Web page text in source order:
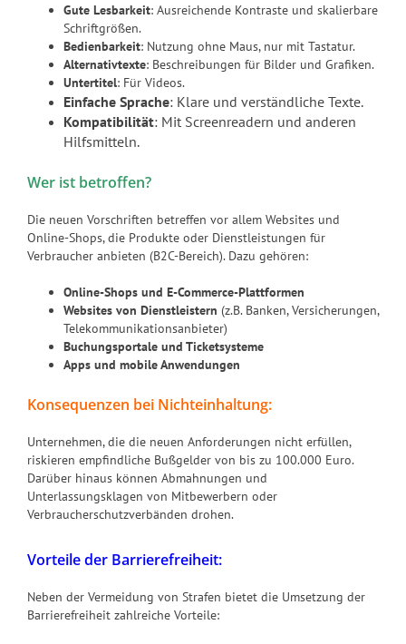
Gute Lesbarkeit: Ausreichende Kontraste und skalierbare
Schriftgrößen.
Bedienbarkeit: Nutzung ohne Maus, nur mit Tastatur.
Alternativtexte: Beschreibungen für Bilder und Grafiken.
Untertitel: Für Videos.
Einfache Sprache: Klare und verständliche Texte.
Kompatibilität: Mit Screenreadern und anderen
Hilfsmitteln.
Wer ist betroffen?
Die neuen Vorschriften betreffen vor allem Websites und
Online-Shops, die Produkte oder Dienstleistungen für
Verbraucher anbieten (B2C-Bereich). Dazu gehören:
Online-Shops und E-Commerce-Plattformen
Websites von Dienstleistern (z.B. Banken, Versicherungen,
Telekommunikationsanbieter)
Buchungsportale und Ticketsysteme
Apps und mobile Anwendungen
Konsequenzen bei Nichteinhaltung:
Unternehmen, die die neuen Anforderungen nicht erfüllen,
riskieren empfindliche Bußgelder von bis zu 100.000 Euro.
Darüber hinaus können Abmahnungen und
Unterlassungsklagen von Mitbewerbern oder
Verbraucherschutzverbänden drohen.
Vorteile der Barrierefreiheit:
Neben der Vermeidung von Strafen bietet die Umsetzung der
Barrierefreiheit zahlreiche Vorteile: